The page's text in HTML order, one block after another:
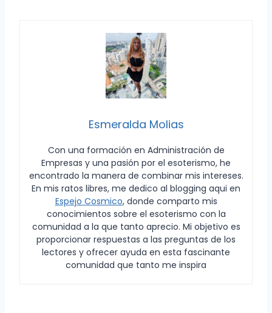
Esmeralda Molias
Con una formación en Administración de
Empresas y una pasión por el esoterismo, he
encontrado la manera de combinar mis intereses.
En mis ratos libres, me dedico al blogging aqui en
Espejo Cosmico, donde comparto mis
conocimientos sobre el esoterismo con la
comunidad a la que tanto aprecio. Mi objetivo es
proporcionar respuestas a las preguntas de los
lectores y ofrecer ayuda en esta fascinante
comunidad que tanto me inspira